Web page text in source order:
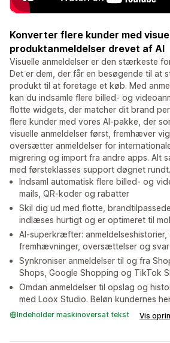
Konverter flere kunder med
produktanmeldelser drevet af AI
Visuelle anmeldelser er den stærkeste
Det er dem, der får en besøgende til at
produkt til at foretage et køb. Med
kan du indsamle flere billed- og
flotte widgets, der matcher dit brand
flere kunder med vores AI-pakke, der
visuelle anmeldelser først, fremhæver
oversætter anmeldelser for
migrering og import fra andre apps. Alt
med førsteklasses support døgnet rundt.
Indsaml automatisk flere billed- og
mails, QR-koder og rabatter
Skil dig ud med flotte,
indlæses hurtigt og er optimeret til
AI-superkræfter: anmeldelseshistorier,
fremhævninger, oversættelser og svar
Synkroniser anmeldelser til og fra
Shops, Google Shopping og TikTok
Omdan anmeldelser til opslag og
med Loox Studio. Beløn kundernes
Indeholder maskinoversat tekst Vis